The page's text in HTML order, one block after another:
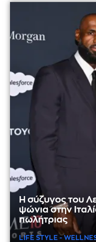
Η σύζυγος του
ψώνια στην
πωλήτριας
LIFE STYLE -